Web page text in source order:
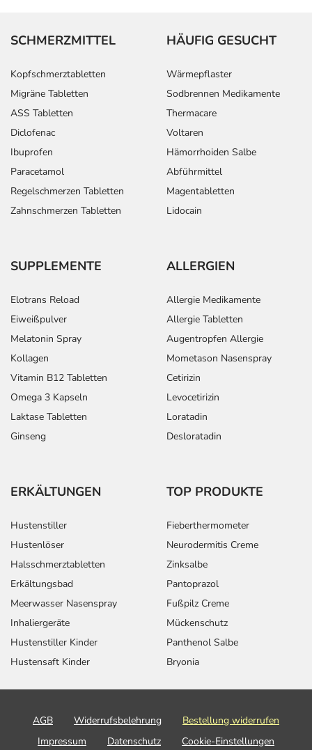
SCHMERZMITTEL
Kopfschmerztabletten
Migräne Tabletten
ASS Tabletten
Diclofenac
Ibuprofen
Paracetamol
Regelschmerzen Tabletten
Zahnschmerzen Tabletten
HÄUFIG GESUCHT
Wärmepflaster
Sodbrennen Medikamente
Thermacare
Voltaren
Hämorrhoiden Salbe
Abführmittel
Magentabletten
Lidocain
SUPPLEMENTE
Elotrans Reload
Eiweißpulver
Melatonin Spray
Kollagen
Vitamin B12 Tabletten
Omega 3 Kapseln
Laktase Tabletten
Ginseng
ALLERGIEN
Allergie Medikamente
Allergie Tabletten
Augentropfen Allergie
Mometason Nasenspray
Cetirizin
Levocetirizin
Loratadin
Desloratadin
ERKÄLTUNGEN
Hustenstiller
Hustenlöser
Halsschmerztabletten
Erkältungsbad
Meerwasser Nasenspray
Inhaliergeräte
Hustenstiller Kinder
Hustensaft Kinder
TOP PRODUKTE
Fieberthermometer
Neurodermitis Creme
Zinksalbe
Pantoprazol
Fußpilz Creme
Mückenschutz
Panthenol Salbe
Bryonia
AGB Widerrufsbelehrung
Bestellung widerrufen
Impressum
Datenschutz
Cookie-Einstellungen